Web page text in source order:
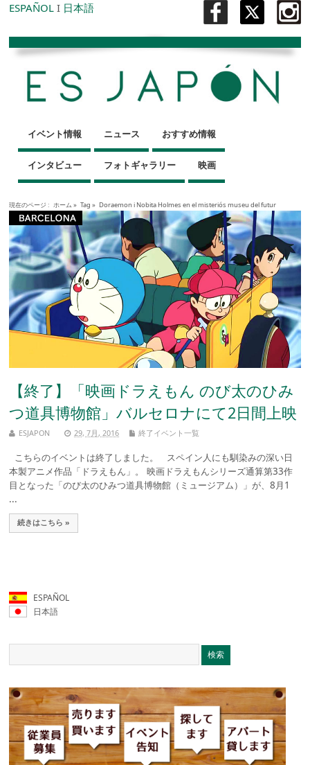
ESPAÑOL I 日本語
イベント情報 ニュース おすすめ情報
インタビュー フォトギャラリー 映画
現在のページ : ホーム » Tag » Doraemon i Nobita Holmes en el misteriós museu del futur
【終了】「映画ドラえもん のび太のひみ
つ道具博物館」バルセロナにて2日間上映
ESJAPON 29, 7月, 2016 終了イベント一覧
こちらのイベントは終了しました。 スペイン人にも馴染みの深い日
本製アニメ作品「ドラえもん」。 映画ドラえもんシリーズ通算第33作
目となった「のび太のひみつ道具博物館（ミュージアム）」が、8月1
...
続きはこちら »
ESPAÑOL
日本語